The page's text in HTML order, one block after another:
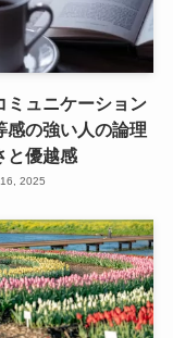
ミュニケーション
感の強い人の論理
と優越感
2025